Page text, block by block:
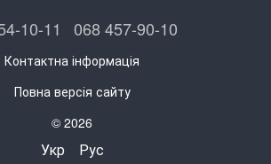
10-11 068 457-90-10
Контактна інформація
Повна версія сайту
© 2026
Укр Рус